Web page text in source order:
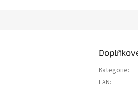
Kategorie:
EAN: